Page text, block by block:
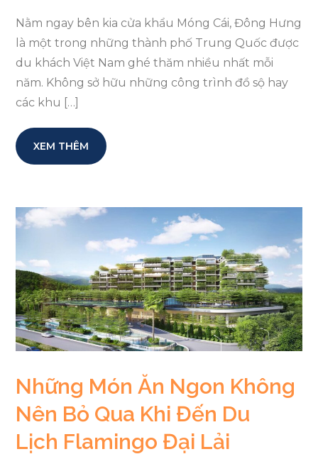
Nằm ngay bên kia cửa khẩu Móng Cái, Đông Hưng
là một trong những thành phố Trung Quốc được
du khách Việt Nam ghé thăm nhiều nhất mỗi
năm. Không sở hữu những công trình đồ sộ hay
các khu […]
XEM THÊM
Những Món Ăn Ngon Không
Nên Bỏ Qua Khi Đến Du
Lịch Flamingo Đại Lải